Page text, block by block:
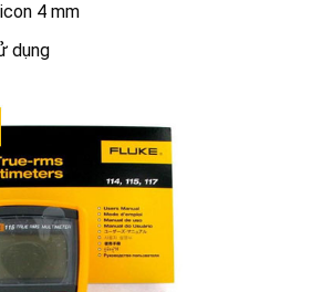
4 mm
dụng